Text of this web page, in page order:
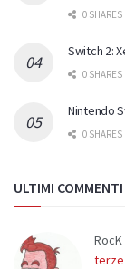
0 SHARES
Switch 2:
0 SHARES
Nintendo
0 SHARES
ULTIMI COMMENTI
RocK